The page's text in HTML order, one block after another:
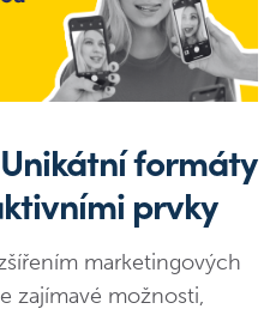
formáty
prvky
marketingových
zajímavé možnosti,